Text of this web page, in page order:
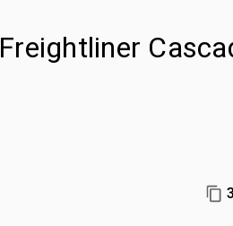
2022 Freightliner